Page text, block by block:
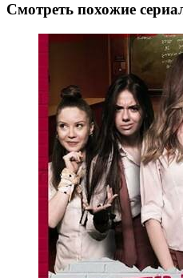
Смотреть похожие